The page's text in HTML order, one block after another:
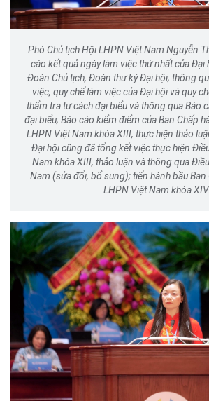
Phó Chủ tịch Hội LHPN Việt Nam Nguyễn
cáo kết quả ngày làm việc thứ nhất của Đại
Đoàn Chủ tịch, Đoàn thư ký Đại hội; thông
việc, quy chế làm việc của Đại hội và quy
thẩm tra tư cách đại biểu và thông qua Báo
đại biểu; Báo cáo kiểm điểm của Ban Chấp
LHPN Việt Nam khóa XIII, thực hiện thảo
Đại hội cũng đã tổng kết việc thực hiện
Nam khóa XIII, thảo luận và thông qua
Nam (sửa đổi, bổ sung); tiến hành bầu Ban
LHPN Việt Nam khóa XIV.